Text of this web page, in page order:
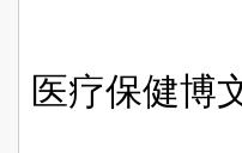
医疗保健博